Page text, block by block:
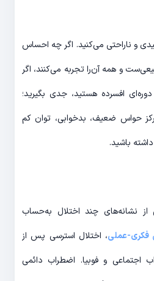
و ناراحتی می‌کنید. اگر چه احساس
و همه آن‌را تجربه می‌کنند، اگر
افسرده هستید، جدی بگیرید؛
حواس ضعیف، بدخوابی، توان کم
باشید.
نشانه‌های چند اختلال به‌حساب
عملی، اختلال استرسی پس از
اجتماعی و فوبیا. اضطراب دائمی